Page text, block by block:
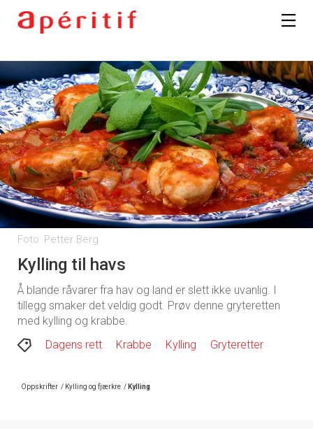
Foto: Petter Berg
Kylling til havs
Å blande råvarer fra hav og land er slett ikke uvanlig. I
tillegg smaker det veldig godt. Prøv denne gryteretten
med kylling og krabbe.
Dagens rett
Krabbe Kylling Gryteretter
Oppskrifter / Kylling og fjærkre / Kylling